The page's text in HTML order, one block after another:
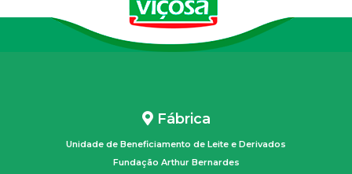
Fábrica
Unidade de Beneficiamento de Leite e Derivados
Fundação Arthur Bernardes